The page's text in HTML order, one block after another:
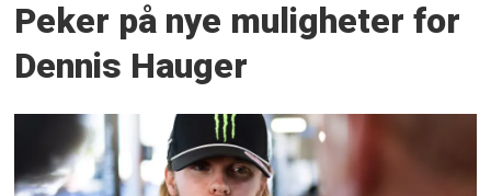
Peker på nye muligheter for
Dennis Hauger